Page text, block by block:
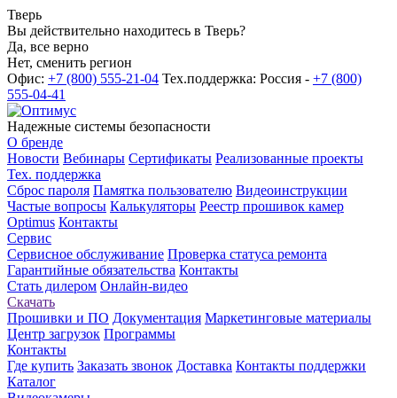
Тверь
Вы действительно находитесь в Тверь?
Да, все верно
Нет, сменить регион
Офис: +7 (800) 555-21-04 Тех.поддержка: Россия - +7 (800)
555-04-41
Надежные системы безопасности
О бренде
Новости Вебинары Сертификаты Реализованные проекты
Тех. поддержка
Сброс пароля Памятка пользователю Видеоинструкции
Частые вопросы Калькуляторы Реестр прошивок камер
Optimus Контакты
Сервис
Сервисное обслуживание Проверка статуса ремонта
Гарантийные обязательства Контакты
Стать дилером Онлайн-видео
Скачать
Прошивки и ПО Документация Маркетинговые материалы
Центр загрузок Программы
Контакты
Где купить Заказать звонок Доставка Контакты поддержки
Каталог